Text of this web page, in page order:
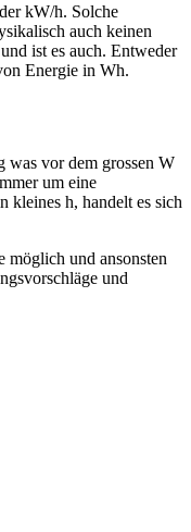
kW/h. Solche
auch keinen
ist es auch. Entweder
Energie in Wh.
was vor dem grossen W
um eine
kleines h, handelt es sich
möglich und ansonsten
und